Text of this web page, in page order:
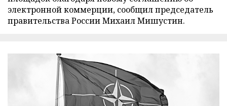
электронной коммерции, сообщил председатель
правительства России Михаил Мишустин.